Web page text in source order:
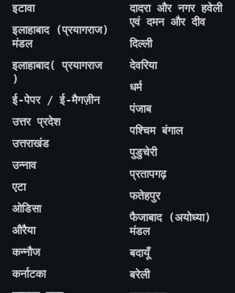
इटावा
इलाहाबाद (प्रयागराज)
मंडल
इलाहाबाद( प्रयागराज
)
ई-पेपर / ई-मैगज़ीन
उत्तर प्रदेश
उत्तराखंड
उन्नाव
एटा
ओडिसा
औरैया
कन्नौज
कर्नाटका
दादरा और नगर हवेली
एवं दमन और दीव
दिल्ली
देवरिया
धर्म
पंजाब
पश्चिम बंगाल
पुडुचेरी
प्रतापगढ़
फतेहपुर
फैजाबाद (अयोध्या)
मंडल
बदायूँ
बरेली